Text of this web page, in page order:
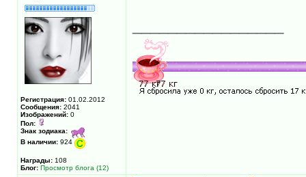
Регистрация: 01.02.2012
Сообщения: 2041
Изображений: 0
Пол:
Знак зодиака:
В наличии: 924
Награды: 108
Блог: Просмотр блога (12)